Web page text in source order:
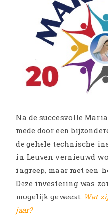
Na de succesvolle
mede door een
de gehele technische
in Leuven vernieuwd
ingreep, maar met een
Deze investering was
mogelijk geweest. Wat
jaar?